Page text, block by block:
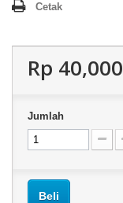
Cetak
Rp‎ 40,000
Jumlah
Beli